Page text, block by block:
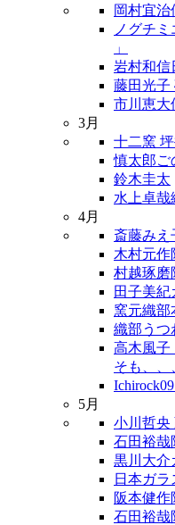
岡村宜治
ノグチ
」
岩村和信
藤田光子
市川恵大
3月
十二窯
慎太郎ご
鈴木圭太
水上卓哉
4月
斎藤みえ
木村元作
村越琢磨
田子美紀
窯元織部
織部うつ
高木風子
そも、、
Ichirock09
5月
小川哲央
石田裕哉
黒川大介
日本ガ
阪本健作
石田裕哉